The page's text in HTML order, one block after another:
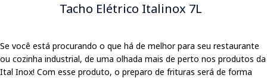
Tacho Elétrico Italinox 7L
Se você está procurando o que há de melhor para seu restaurante
ou cozinha industrial, de uma olhada mais de perto nos produtos da
Ital Inox! Com esse produto, o preparo de frituras será de forma